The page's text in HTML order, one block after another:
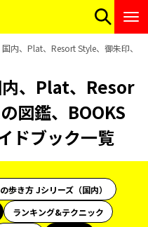
内、Plat、Resort Style、御朱印、
、Plat、Resor
図鑑、BOOKS
ドブック一覧
歩き方 Jシリーズ（国内）
ランキング&テクニック